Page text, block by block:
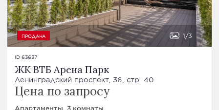
ПРОДАНА 1 3
ID 63637
ЖК ВТБ Арена Парк
Ленинградский проспект, 36, стр. 40
Цена по запросу
Апартаменты, 3 комнаты